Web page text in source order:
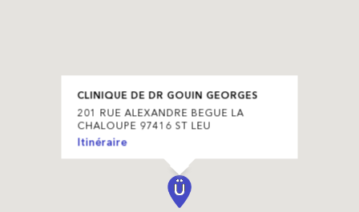
CLINIQUE DE DR GOUIN GEORGES
201 RUE ALEXANDRE BEGUE LA
CHALOUPE 97416 ST LEU
Itinéraire